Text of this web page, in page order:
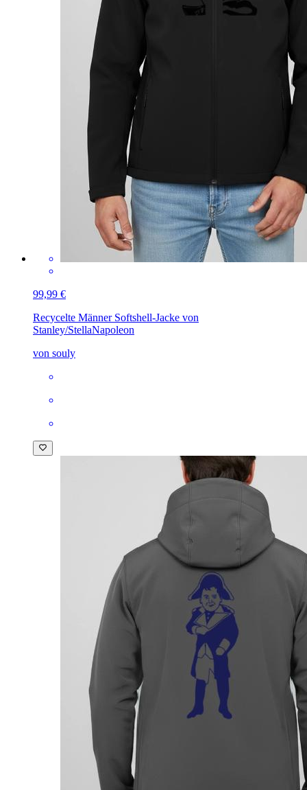
99,99 €
Recycelte Männer Softshell-Jacke von
Stanley/StellaNapoleon
von souly